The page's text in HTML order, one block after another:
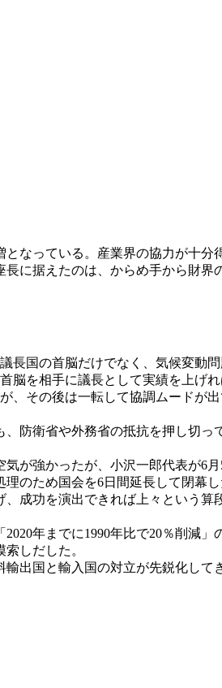
なっている。産業界の協力が十
に据えたのは、からめ手から財
国の首脳だけでなく、気候変動
を相手に議長として実績を上げ
その後は一転して協調ムードが出
、防衛省や外務省の抵抗を押し切っ
気が強かったが、小沢一郎代表が6
のため国会を6日間延長して閉幕し
成功を演出できれば上々という
年までに1990年比で20％削減
しだした。
輸出国と輸入国の対立が先鋭化して